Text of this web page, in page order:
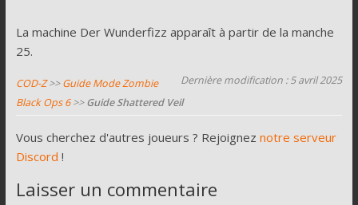
La machine Der Wunderfizz apparaît à partir de la manche
25.
Dernière modification : 5 avril 2025
COD-Z>>Guide Mode Zombie
Black Ops 6>>Guide Shattered Veil
Vous cherchez d'autres joueurs ? Rejoignez notre serveur
Discord !
Laisser un commentaire